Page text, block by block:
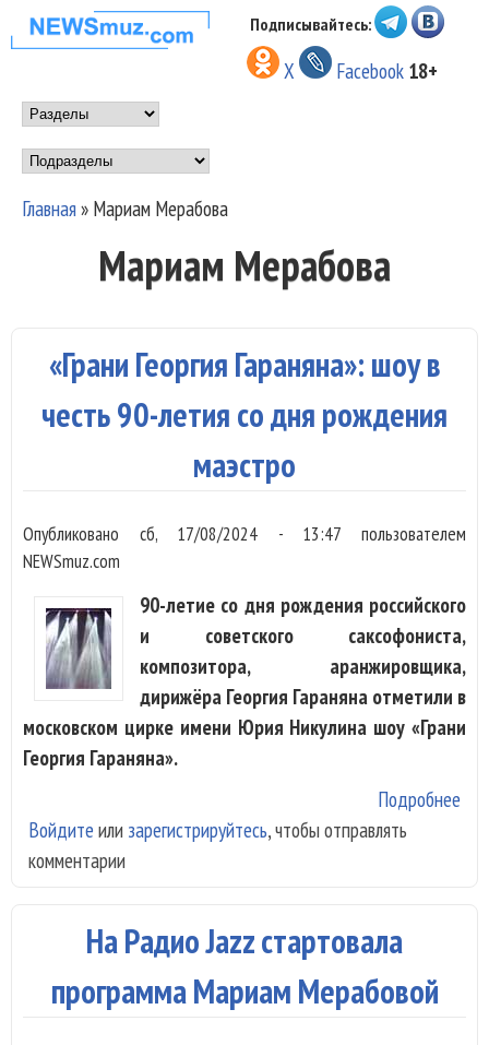
Перейти к основному
содержанию
НОВОСТИ
МУЗЫКИ И
ШОУ БИЗНЕСА
NEWSMUZ.COM
Подписывайтесь:
X Facebook 18+
Main menu
Подразделы
Вы здесь
Главная» Мариам Мерабова
Мариам Мерабова
«Грани Георгия Гараняна»: шоу в
честь 90-летия со дня рождения
маэстро
Опубликовано сб, 17/08/2024 - 13:47 пользователем
NEWSmuz.com
90-летие со дня рождения российского
и советского саксофониста,
композитора, аранжировщика,
дирижёра Георгия Гараняна отметили в
московском цирке имени Юрия Никулина шоу «Грани
Георгия Гараняна».
Подробнее
Войдите или зарегистрируйтесь, чтобы отправлять
комментарии
На Радио Jazz стартовала
программа Мариам Мерабовой